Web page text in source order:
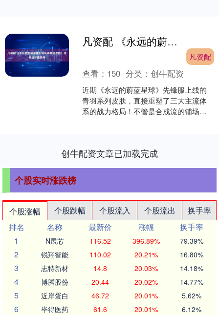
凡资配 《永远的蔚蓝星球》别乱养青羽皮肤！这玩法才是真神
凡资配
查看： 150 分类：创牛配资
近期《永远的蔚蓝星球》先锋服上线的
青羽系列皮肤，直接重塑了三大主流体
系的战力格局！不管是合成流的铺场节
创牛配资文章已加载完成
个股实时涨跌榜
个股涨幅 个股跌幅 个股流入 个股流出
换手率
排名
名称 最新价 涨幅
换手率
1
N展芯 116.52 396.89% 79.39%
2 锐翔智能 110.02 20.21% 16.80%
3 志特新材 14.8 20.03% 14.18%
4 博腾股份 20.44 20.02% 14.77%
5 近岸蛋白 46.72 20.01% 5.62%
6 毕得医药 61.6 20.01% 6.12%